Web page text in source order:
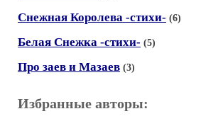
Снежная Королева -стихи- (6)
Белая Снежка -стихи- (5)
Про заев и Мазаев (3)
Избранные авторы: